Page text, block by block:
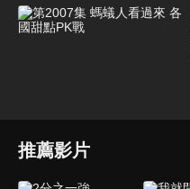
推薦影片